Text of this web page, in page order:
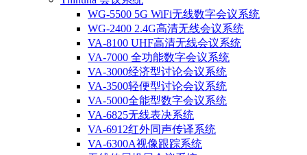
WG-5500 5G WiFi无线数字会议系统
WG-2400 2.4G高清无线会议系统
VA-8100 UHF高清无线会议系统
VA-7000 全功能数字会议系统
VA-3000经济型讨论会议系统
VA-3500轻便型讨论会议系统
VA-5000全能型数字会议系统
VA-6825无线表决系统
VA-6912红外同声传译系统
VA-6300A视像跟踪系统